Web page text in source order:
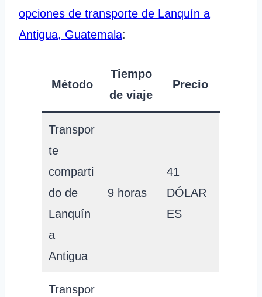
opciones de transporte de Lanquín a
Antigua, Guatemala:
Método
Tiempo
de viaje
Precio
Transpor
te
comparti
do de
Lanquín
a
Antigua
9 horas
41
DÓLAR
ES
Transpor